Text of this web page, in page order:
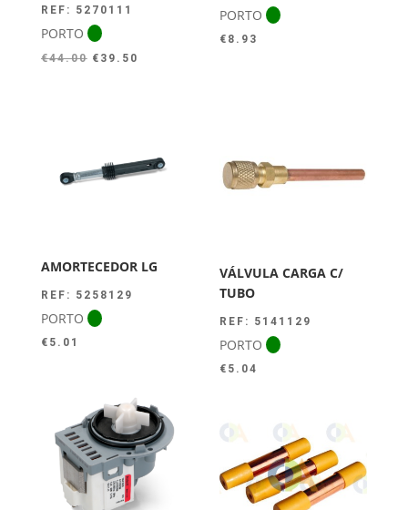
REF: 5270111
PORTO
€44.00 O
€ 39.50
PORTO
€ 8.93
AMORTECEDOR LG
REF: 5258129
PORTO
€ 5.01
VÁLVULA CARGA C/
TUBO
REF: 5141129
PORTO
€ 5.04